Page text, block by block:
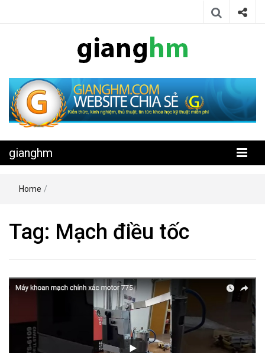
gianghm
kỹ thuật miễn phí
gianghm
Home /
Tag: Mạch điều tốc